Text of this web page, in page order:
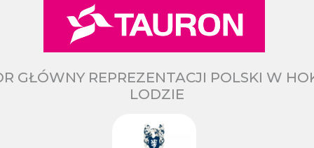
GŁÓWNY REPREZENTACJI POLSKI W
LODZIE